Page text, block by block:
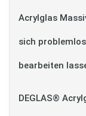
Acrylglas
sich
bearbeiten
DEGLAS®